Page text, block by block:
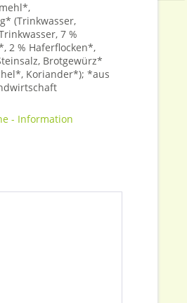
(Trinkwasser,
7 %
2 % Haferflocken*,
Brotgewürz*
Koriander*); *aus
- Information